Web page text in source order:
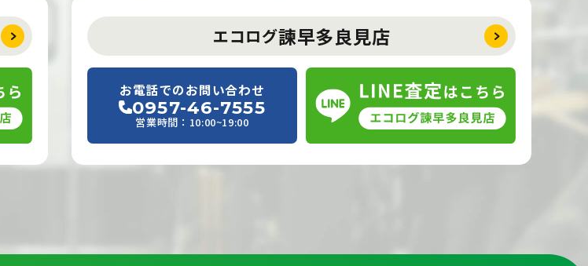
エコログ諫早多良見店
お電話でのお問い合わせ
0957-46-7555
営業時間：10:00~19:00